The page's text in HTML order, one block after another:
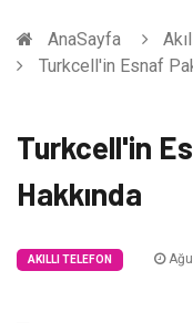
AnaSayfa
Turkcell'in Esnaf
Turkcell'in
Hakkında
AKILLI TELEFON Ağu